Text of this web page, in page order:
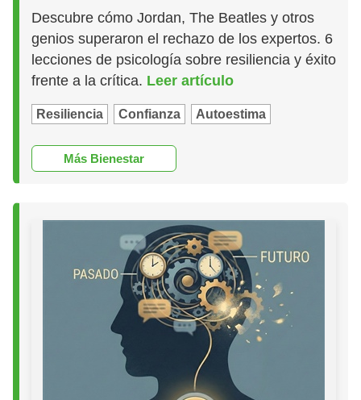
Descubre cómo Jordan, The Beatles y otros
genios superaron el rechazo de los expertos. 6
lecciones de psicología sobre resiliencia y éxito
frente a la crítica. Leer artículo
Resiliencia Confianza Autoestima
Más Bienestar